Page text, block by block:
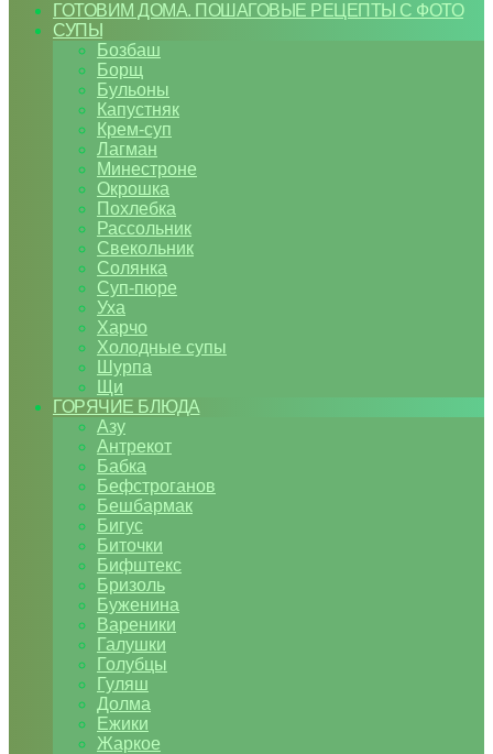
ГОТОВИМ ДОМА. ПОШАГОВЫЕ РЕЦЕПТЫ С ФОТО
СУПЫ
Бозбаш
Борщ
Бульоны
Капустняк
Крем-суп
Лагман
Минестроне
Окрошка
Похлебка
Рассольник
Свекольник
Солянка
Суп-пюре
Уха
Харчо
Холодные супы
Шурпа
Щи
ГОРЯЧИЕ БЛЮДА
Азу
Антрекот
Бабка
Бефстроганов
Бешбармак
Бигус
Биточки
Бифштекс
Бризоль
Буженина
Вареники
Галушки
Голубцы
Гуляш
Долма
Ежики
Жаркое